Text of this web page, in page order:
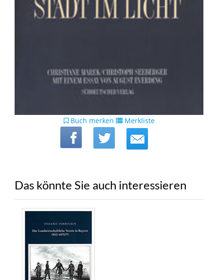
Buch merken Merkliste
Das könnte Sie auch interessieren